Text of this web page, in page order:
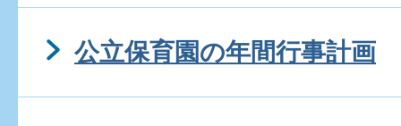
公立保育園の年間行事計画